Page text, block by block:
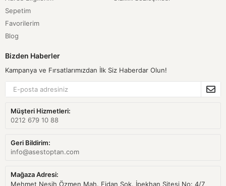
Sepetim
Favorilerim
Blog
Bizden Haberler
Kampanya ve Fırsatlarımızdan İlk Siz Haberdar Olun!
Müşteri Hizmetleri:
0212 679 10 88
Geri Bildirim:
info@asestoptan.com
Mağaza Adresi:
Mehmet Nesih Özmen Mah. Fidan Sok. İpekhan Sitesi No: 4/7